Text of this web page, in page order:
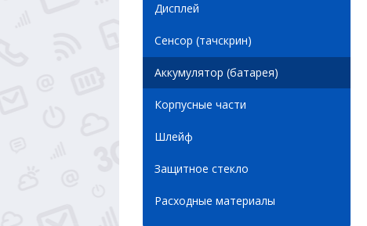
Дисплей
Сенсор (тачскрин)
Аккумулятор (батарея)
Корпусные части
Шлейф
Защитное стекло
Расходные материалы